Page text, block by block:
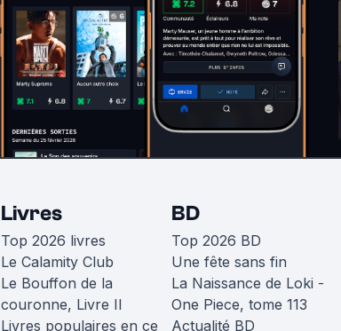
Livres
Top 2026 livres
Le Calamity Club
Le Bouffon de la
couronne, Livre II
Livres populaires en ce
BD
Top 2026 BD
Une fête sans fin
La Naissance de Loki -
One Piece, tome 113
Actualité BD